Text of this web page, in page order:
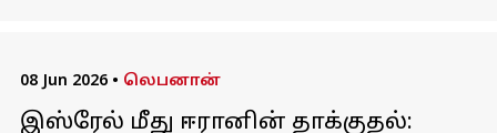
08 Jun 2026 • லெபனான்
இஸ்ரேல் மீது ஈரானின் தாக்குதல்: